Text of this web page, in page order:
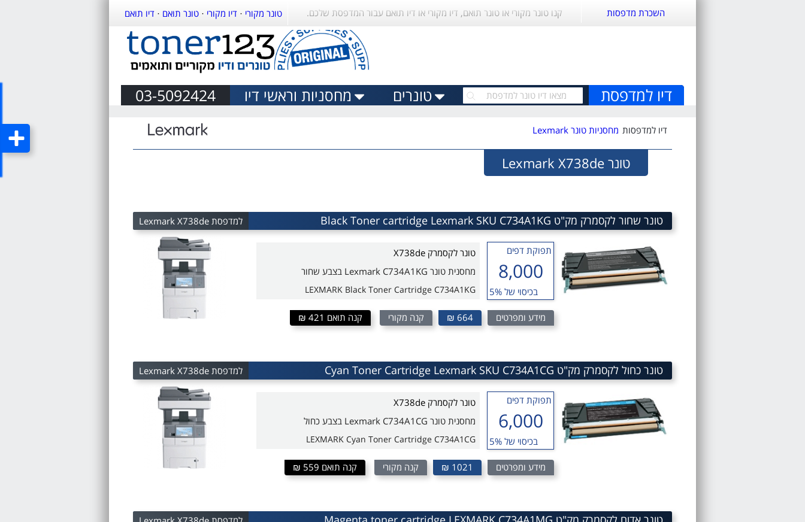
השכרת מדפסות קנו טונר מקורי או טונר תואם, דיו מקורי או דיו תואם עבור המדפסת שלכם. טונר מקורי · דיו מקורי · טונר תואם · דיו תואם
דיו למדפסת 03-5092424 מחסניות וראשי דיו טונרים
דיו למדפסות מחסניות טונר Lexmark
טונר Lexmark X738de
טונר שחור לקסמרק מק"ט Black Toner cartridge Lexmark SKU C734A1KG למדפסת Lexmark X738de
תפוקת דפים
8,000
בכיסוי של 5%
טונר לקסמרק X738de
מחסנית טונר Lexmark C734A1KG בצבע שחור
LEXMARK Black Toner Cartridge C734A1KG
מידע ומפרטים 664 ₪ קנה מקורי קנה תואם 421 ₪
טונר כחול לקסמרק מק"ט Cyan Toner Cartridge Lexmark SKU C734A1CG למדפסת Lexmark X738de
תפוקת דפים
6,000
בכיסוי של 5%
טונר לקסמרק X738de
מחסנית טונר Lexmark C734A1CG בצבע כחול
LEXMARK Cyan Toner Cartridge C734A1CG
מידע ומפרטים 1021 ₪ קנה מקורי קנה תואם 559 ₪